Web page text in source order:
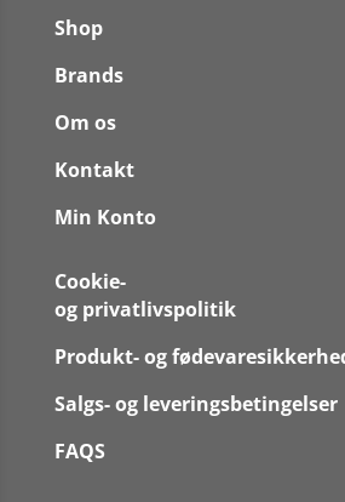
Shop
Brands
Om os
Kontakt
Min Konto
Cookie-
og privatlivspolitik
Produkt- og
Salgs- og leveringsbetingelser
FAQS